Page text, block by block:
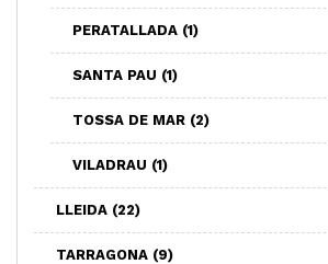
PERATALLADA (1)
SANTA PAU (1)
TOSSA DE MAR (2)
VILADRAU (1)
LLEIDA (22)
TARRAGONA (9)